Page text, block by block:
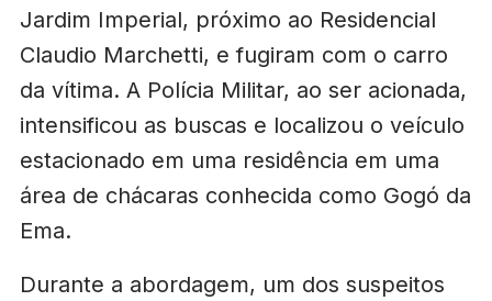
Jardim Imperial, próximo ao Residencial
Claudio Marchetti, e fugiram com o carro
da vítima. A Polícia Militar, ao ser acionada,
intensificou as buscas e localizou o veículo
estacionado em uma residência em uma
área de chácaras conhecida como Gogó da
Ema.
Durante a abordagem, um dos suspeitos